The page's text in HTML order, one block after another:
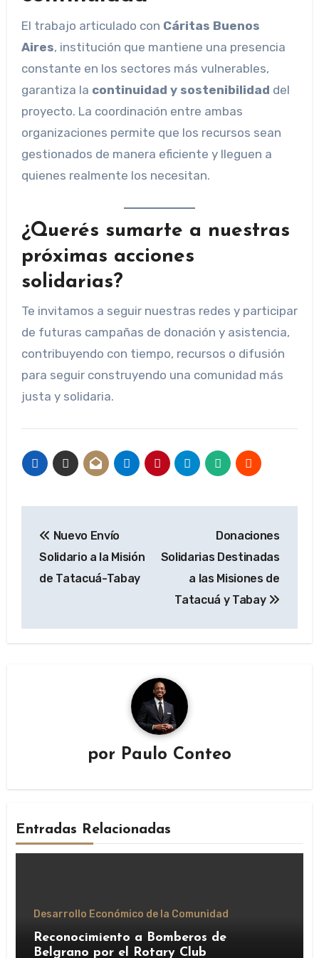
El trabajo articulado con Cáritas Buenos
Aires, institución que mantiene una presencia
constante en los sectores más vulnerables,
garantiza la continuidad y sostenibilidad del
proyecto. La coordinación entre ambas
organizaciones permite que los recursos sean
gestionados de manera eficiente y lleguen a
quienes realmente los necesitan.
¿Querés sumarte a nuestras
próximas acciones
solidarias?
Te invitamos a seguir nuestras redes y participar
de futuras campañas de donación y asistencia,
contribuyendo con tiempo, recursos o difusión
para seguir construyendo una comunidad más
justa y solidaria.
de
entradas
Nuevo Envío
Solidario a la Misión
de Tatacuá-Tabay
Donaciones
Solidarias Destinadas
a las Misiones de
Tatacuá y Tabay
por Paulo Conteo
Entradas Relacionadas
Desarrollo Económico de la Comunidad
Reconocimiento a Bomberos de
Belgrano por el Rotary Club